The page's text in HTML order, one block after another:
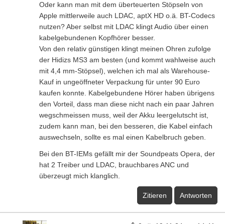
Oder kann man mit dem überteuerten Stöpseln von
Apple mittlerweile auch LDAC, aptX HD o.ä. BT-Codecs
nutzen? Aber selbst mit LDAC klingt Audio über einen
kabelgebundenen Kopfhörer besser.
Von den relativ günstigen klingt meinen Ohren zufolge
der Hidizs MS3 am besten (und kommt wahlweise auch
mit 4,4 mm-Stöpsel), welchen ich mal als Warehouse-
Kauf in ungeöffneter Verpackung für unter 90 Euro
kaufen konnte. Kabelgebundene Hörer haben übrigens
den Vorteil, dass man diese nicht nach ein paar Jahren
wegschmeissen muss, weil der Akku leergelutscht ist,
zudem kann man, bei den besseren, die Kabel einfach
auswechseln, sollte es mal einen Kabelbruch geben.
Bei den BT-IEMs gefällt mir der Soundpeats Opera, der
hat 2 Treiber und LDAC, brauchbares ANC und
überzeugt mich klanglich.
Zitieren Antworten